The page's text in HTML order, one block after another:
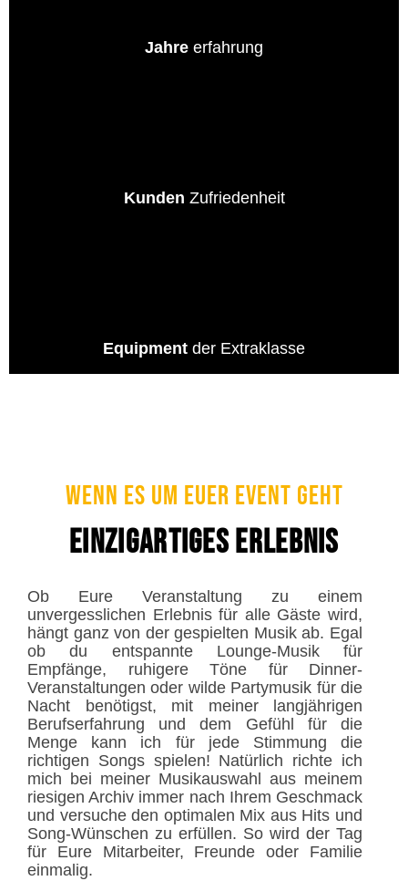
Jahre erfahrung
Kunden Zufriedenheit
Equipment der Extraklasse
Wenn es um euer Event geht
Einzigartiges Erlebnis
Ob Eure Veranstaltung zu einem
unvergesslichen Erlebnis für alle Gäste wird,
hängt ganz von der gespielten Musik ab. Egal
ob du entspannte Lounge-Musik für
Empfänge, ruhigere Töne für Dinner-
Veranstaltungen oder wilde Partymusik für die
Nacht benötigst, mit meiner langjährigen
Berufserfahrung und dem Gefühl für die
Menge kann ich für jede Stimmung die
richtigen Songs spielen! Natürlich richte ich
mich bei meiner Musikauswahl aus meinem
riesigen Archiv immer nach Ihrem Geschmack
und versuche den optimalen Mix aus Hits und
Song-Wünschen zu erfüllen. So wird der Tag
für Eure Mitarbeiter, Freunde oder Familie
einmalig.